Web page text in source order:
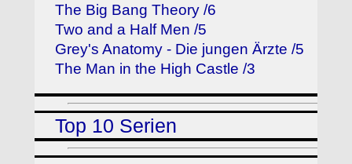
The Big Bang Theory /6
Two and a Half Men /5
Grey's Anatomy - Die jungen Ärzte /5
The Man in the High Castle /3
Top 10 Serien